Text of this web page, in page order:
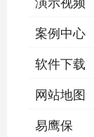
案例中心
软件下载
网站地图
易鹰保